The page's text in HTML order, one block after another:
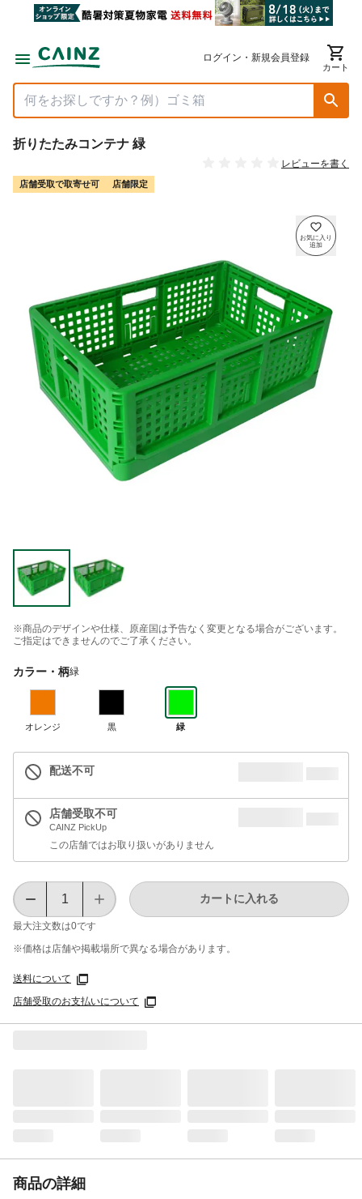
ログイン・新規会員登録
カート
折りたたみコンテナ 緑
レビューを書く
店舗受取で取寄せ可 店舗限定
※商品のデザインや仕様、原産国は予告なく変更となる場合がございます。
ご指定はできませんのでご了承ください。
カラー・柄緑
オレンジ 黒 緑
配送不可
店舗受取不可
CAINZ PickUp
この店舗ではお取り扱いがありません
最大注文数は0です
カートに入れる
※価格は​店舗や​掲載場所で​異なる​場合が​あります。
送料について
店舗受取のお支払いについて
商品の詳細